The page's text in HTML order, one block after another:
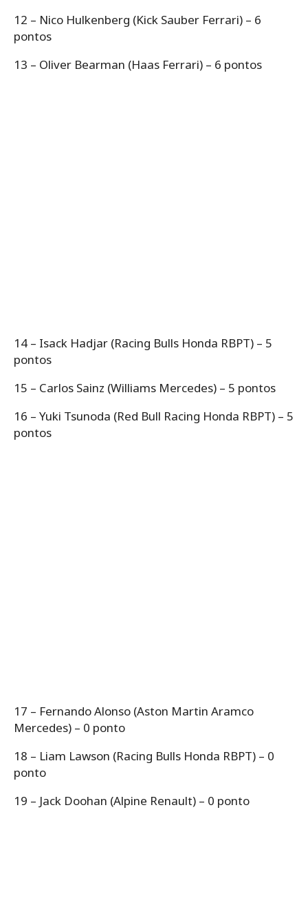
12 – Nico Hulkenberg (Kick Sauber Ferrari) – 6
pontos
13 – Oliver Bearman (Haas Ferrari) – 6 pontos
14 – Isack Hadjar (Racing Bulls Honda RBPT) – 5
pontos
15 – Carlos Sainz (Williams Mercedes) – 5 pontos
16 – Yuki Tsunoda (Red Bull Racing Honda RBPT) – 5
pontos
17 – Fernando Alonso (Aston Martin Aramco
Mercedes) – 0 ponto
18 – Liam Lawson (Racing Bulls Honda RBPT) – 0
ponto
19 – Jack Doohan (Alpine Renault) – 0 ponto